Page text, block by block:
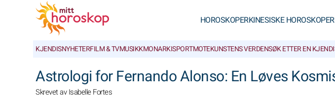
HOROSKOPERKINESISKE HOROSKOPER
KJENDISNYHETERFILM & TVMUSIKKMONARKISPORTMOTEKUNSTENS VERDENSØK ETTER EN
Astrologi for Fernando Alonso: En Løves
Skrevet av Isabelle Fortes